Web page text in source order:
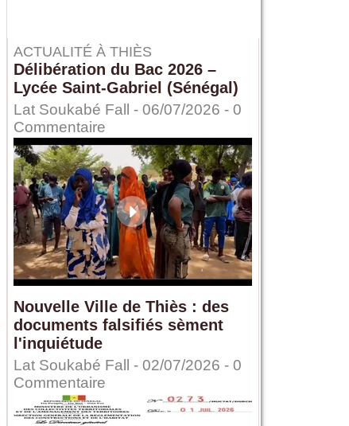
ACTUALITÉ À THIÈS
Délibération du Bac 2026 –
Lycée Saint-Gabriel (Sénégal)
Lat Soukabé Fall - 06/07/2026 - 0
Commentaire
Nouvelle Ville de Thiès : des
documents falsifiés sèment
l'inquiétude
Lat Soukabé Fall - 02/07/2026 - 0
Commentaire